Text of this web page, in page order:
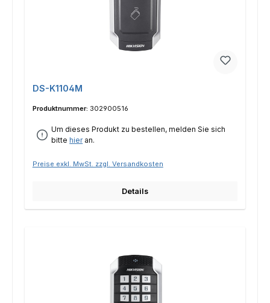
DS-K1104M
Produktnummer: 302900516
Um dieses Produkt zu bestellen, melden Sie sich
bittehieran.
Preise exkl. MwSt. zzgl. Versandkosten
Details